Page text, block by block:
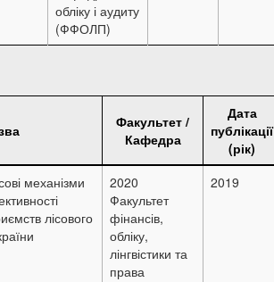
обліку і аудиту
(ФФОЛП)
Факультет /
Кафедра
Дата
публікації
(рік)
механізми
лісового
2020
Факультет
фінансів,
обліку,
лінгвістики та
права
2019